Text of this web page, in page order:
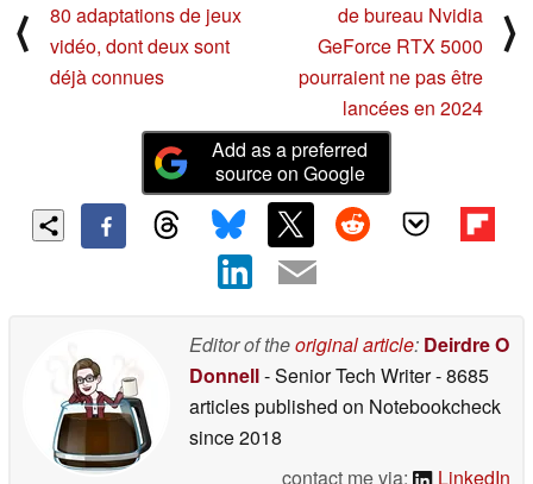
⟨
80 adaptations de jeux
vidéo, dont deux sont
déjà connues
de bureau Nvidia
GeForce RTX 5000
pourraient ne pas être
lancées en 2024
⟩
Add as a preferred
source on Google
Editor of theoriginal article: Deirdre O
Donnell- Senior Tech Writer- 8685
articles published on Notebookcheck
since 2018
contact me via:
LinkedIn